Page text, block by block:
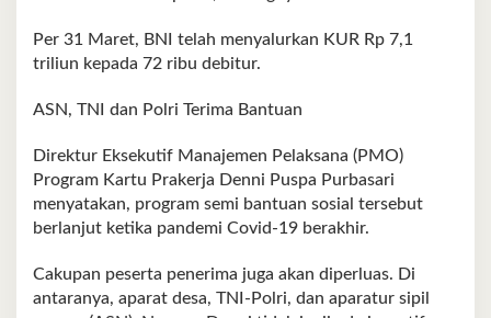
Per 31 Maret, BNI telah menyalurkan KUR Rp 7,1
triliun kepada 72 ribu debitur.
ASN, TNI dan Polri Terima Bantuan
Direktur Eksekutif Manajemen Pelaksana (PMO)
Program Kartu Prakerja Denni Puspa Purbasari
menyatakan, program semi bantuan sosial tersebut
berlanjut ketika pandemi Covid-19 berakhir.
Cakupan peserta penerima juga akan diperluas. Di
antaranya, aparat desa, TNI-Polri, dan aparatur sipil